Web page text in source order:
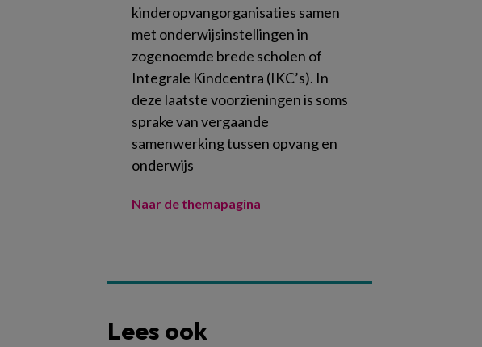
kinderopvangorganisaties samen
met onderwijsinstellingen in
zogenoemde brede scholen of
Integrale Kindcentra (IKC’s). In
deze laatste voorzieningen is soms
sprake van vergaande
samenwerking tussen opvang en
onderwijs
Naar de themapagina
Lees ook